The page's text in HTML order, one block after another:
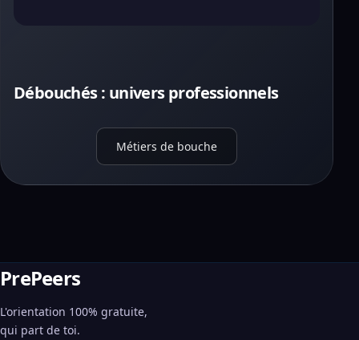
Débouchés : univers professionnels
Métiers de bouche
PrePeers
L'orientation 100% gratuite,
qui part de toi.